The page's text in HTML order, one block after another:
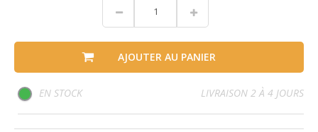
AJOUTER AU PANIER
EN STOCK LIVRAISON 2 À 4 JOURS